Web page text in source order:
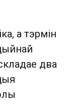
а тэрмін
два